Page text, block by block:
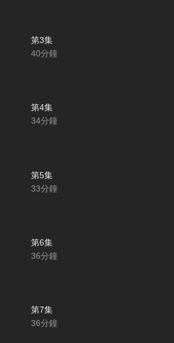
第3集
40分鐘
第4集
34分鐘
第5集
33分鐘
第6集
36分鐘
第7集
36分鐘